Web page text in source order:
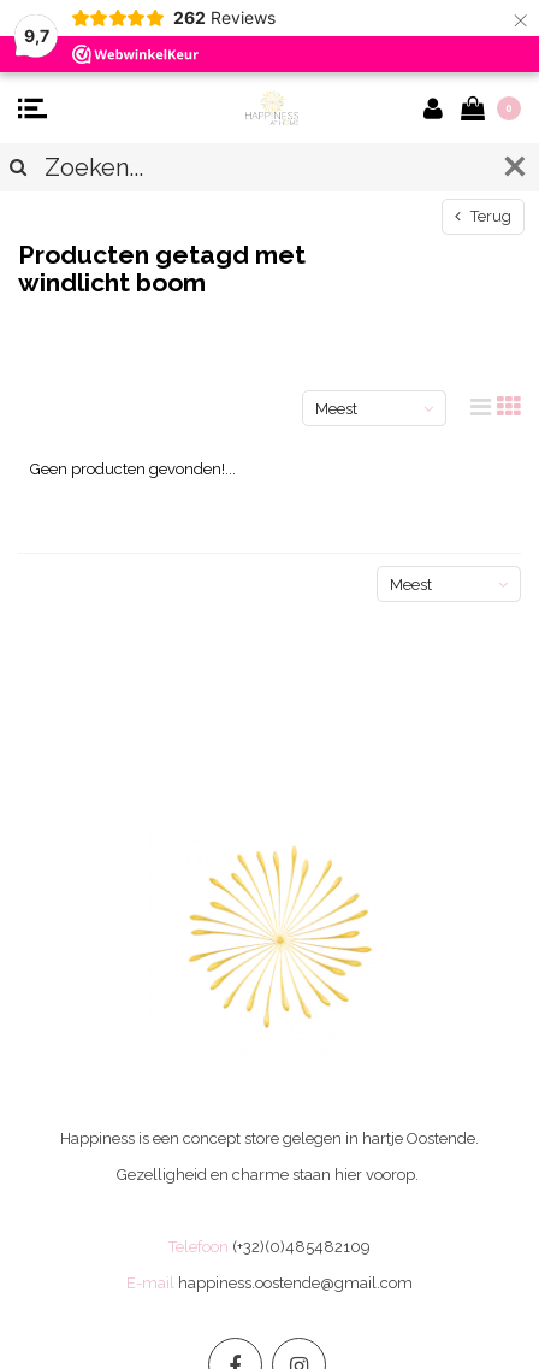
9,7
262 Reviews ×
0
Terug
Producten getagd met
windlicht boom
Meest
Geen producten gevonden!...
Meest
Happiness is een concept store gelegen in hartje Oostende.
Gezelligheid en charme staan hier voorop.
Telefoon (+32)(0)485482109
E-mail happiness.oostende@gmail.com